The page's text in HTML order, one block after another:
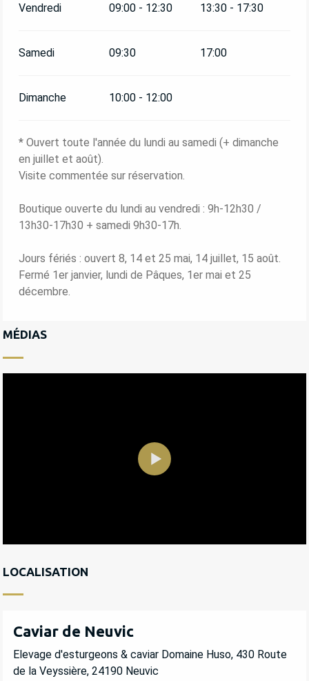
Vendredi 09:00 - 12:30 13:30 - 17:30
Samedi 09:30 17:00
Dimanche 10:00 - 12:00
* Ouvert toute l'année du lundi au samedi (+ dimanche
en juillet et août).
Visite commentée sur réservation.
Boutique ouverte du lundi au vendredi : 9h-12h30 /
13h30-17h30 + samedi 9h30-17h.
Jours fériés : ouvert 8, 14 et 25 mai, 14 juillet, 15 août.
Fermé 1er janvier, lundi de Pâques, 1er mai et 25
décembre.
MÉDIAS
LOCALISATION
Caviar de Neuvic
Elevage d'esturgeons & caviar Domaine Huso, 430 Route
de la Veyssière, 24190 Neuvic